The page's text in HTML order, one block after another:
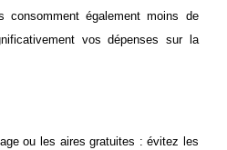
consomment également moins de
vos dépenses sur la
ou les aires gratuites : évitez les